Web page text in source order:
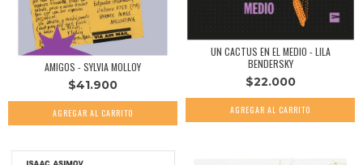
AMIGOS - SYLVIA MOLLOY
$41.900
UN CACTUS EN EL MEDIO - LILA
BENDERSKY
$22.000